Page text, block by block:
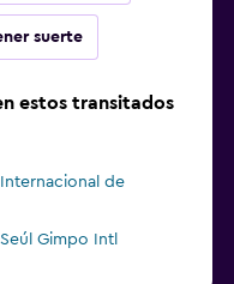
suerte
estos transitados
de
Gimpo Intl